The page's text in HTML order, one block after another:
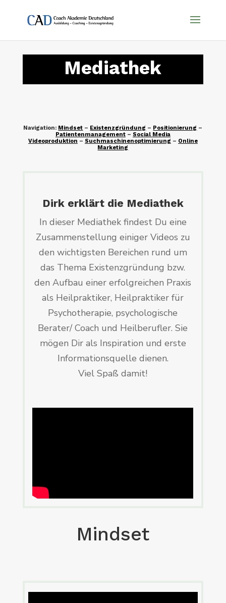
Mediathek
Navigation: Mindset – Existenzgründung – Positionierung –
Patientenmanagement– Social Media
Videoproduktion – Suchmaschinenoptimierung – Online
Marketing
Dirk erklärt die Mediathek
In dieser Mediathek findest Du eine
Zusammenstellung einiger Videos zu
den wichtigsten Bereichen rund um
das Thema Existenzgründung bzw.
den Aufbau einer erfolgreichen Praxis
als Heilpraktiker, Heilpraktiker für
Psychotherapie, psychologische
Berater/ Coach und Heilberufler. Sie
mögen Dir als Inspiration und erste
Informationsquelle dienen.
Viel Spaß damit!
Mindset